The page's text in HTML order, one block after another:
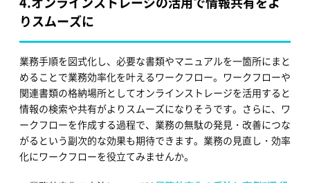
りスムーズに
業務手順を図式化し、必要な書類やマニュアルを一箇所にまと
めることで業務効率化を叶えるワークフロー。ワークフローや
関連書類の格納場所としてオンラインストレージを活用すると
情報の検索や共有がよりスムーズになりそうです。さらに、ワ
ークフローを作成する過程で、業務の無駄の発見・改善につな
がるという副次的な効果も期待できます。業務の見直し・効率
化にワークフローを役立てみませんか。